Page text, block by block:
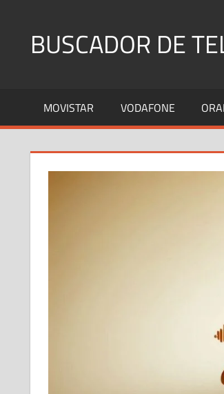
contenidoBUSCADOR DE
Fijos
y
MOVISTAR VODAFONE